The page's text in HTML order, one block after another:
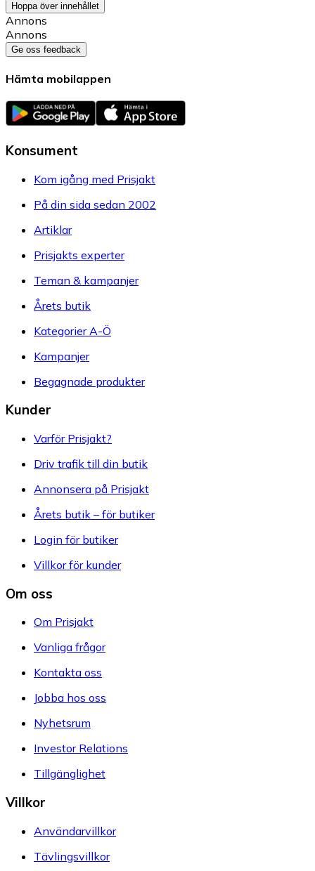
Hoppa över innehållet
Annons
Annons
Ge oss feedback
Hämta mobilappen
Konsument
Kom igång med Prisjakt
På din sida sedan 2002
Artiklar
Prisjakts experter
Teman & kampanjer
Årets butik
Kategorier A-Ö
Kampanjer
Begagnade produkter
Kunder
Varför Prisjakt?
Driv trafik till din butik
Annonsera på Prisjakt
Årets butik – för butiker
Login för butiker
Villkor för kunder
Om oss
Om Prisjakt
Vanliga frågor
Kontakta oss
Jobba hos oss
Nyhetsrum
Investor Relations
Tillgänglighet
Villkor
Användarvillkor
Tävlingsvillkor